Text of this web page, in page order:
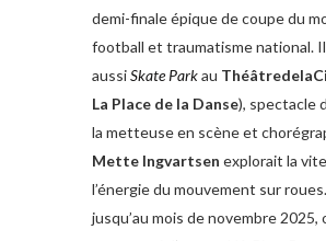
demi-finale épique de coupe du
football et traumatisme national. Il
aussiSkate Parkau
La Place de la Danse), spectacle
la metteuse en scène et
Mette Ingvartsen explorait la
l’énergie du mouvement sur
jusqu’au mois de novembre 2025,